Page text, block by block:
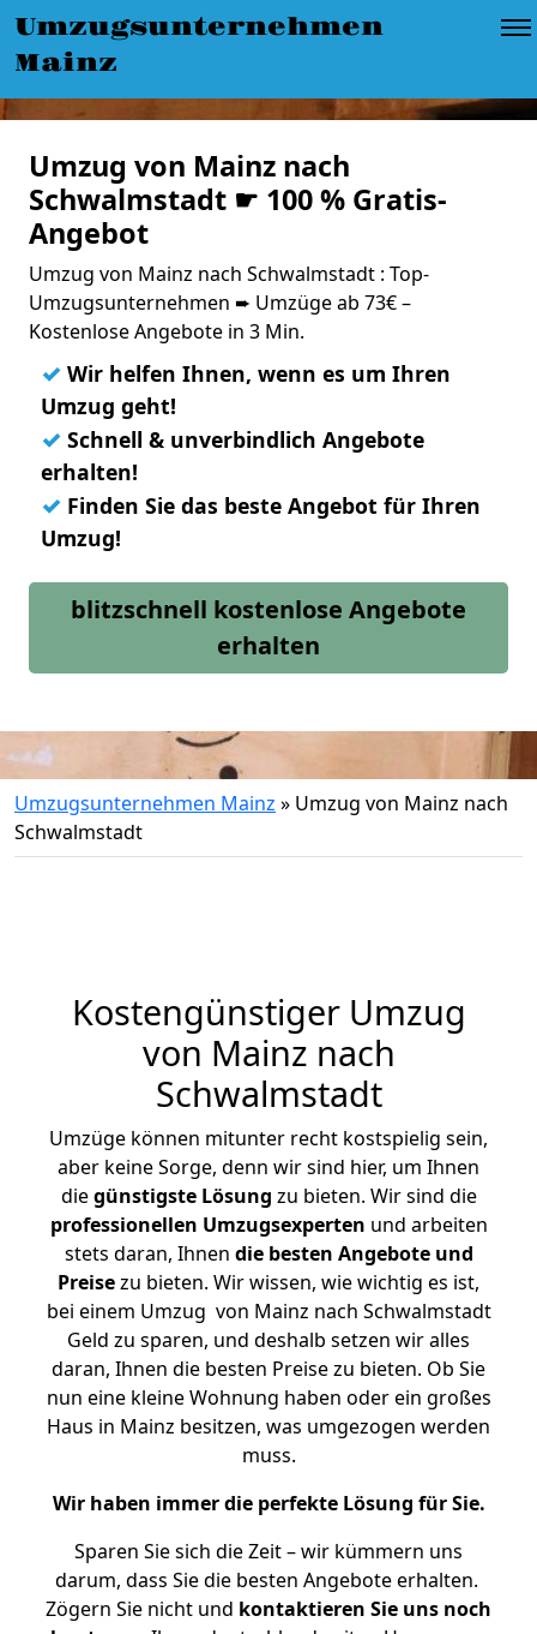
Umzugsunternehmen
Mainz
Umzug von Mainz nach
Schwalmstadt ☛ 100 % Gratis-
Angebot
Umzug von Mainz nach Schwalmstadt : Top-
Umzugsunternehmen ➨ Umzüge ab 73€ –
Kostenlose Angebote in 3 Min.
✓ Wir helfen Ihnen, wenn es um Ihren
Umzug geht!
✓ Schnell & unverbindlich Angebote
erhalten!
✓ Finden Sie das beste Angebot für Ihren
Umzug!
blitzschnell kostenlose Angebote
erhalten
Umzugsunternehmen Mainz » Umzug von Mainz nach
Schwalmstadt
Kostengünstiger Umzug
von Mainz nach
Schwalmstadt
Umzüge können mitunter recht kostspielig sein,
aber keine Sorge, denn wir sind hier, um Ihnen
diegünstigste Lösung zu bieten. Wir sind die
professionellen Umzugsexperten und arbeiten
stets daran, Ihnen die besten Angebote und
Preisezu bieten. Wir wissen, wie wichtig es ist,
bei einem Umzug von Mainz nach Schwalmstadt
Geld zu sparen, und deshalb setzen wir alles
daran, Ihnen die besten Preise zu bieten. Ob Sie
nun eine kleine Wohnung haben oder ein großes
Haus in Mainz besitzen, was umgezogen werden
muss.
Wir haben immer die perfekte Lösung für Sie.
Sparen Sie sich die Zeit – wir kümmern uns
darum, dass Sie die besten Angebote erhalten.
Zögern Sie nicht und kontaktieren Sie uns noch